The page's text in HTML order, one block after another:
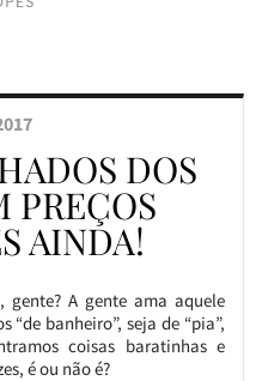
DOS
PREÇOS
AINDA!
A gente ama aquele
banheiro”, seja de “pia”,
coisas baratinhas e
é ou não é?